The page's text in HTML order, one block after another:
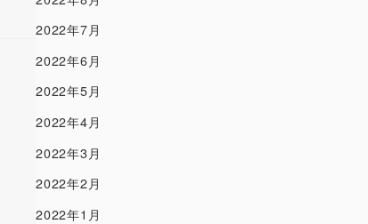
2022年7月
2022年6月
2022年5月
2022年4月
2022年3月
2022年2月
2022年1月